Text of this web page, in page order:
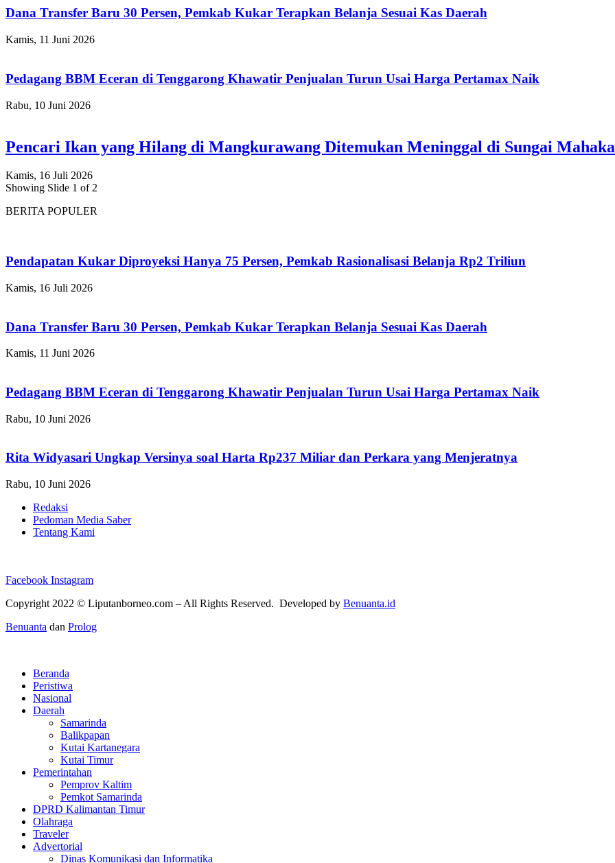
Dana Transfer Baru 30 Persen, Pemkab Kukar Terapkan Belanja Sesuai Kas Daerah
Kamis, 11 Juni 2026
Pedagang BBM Eceran di Tenggarong Khawatir Penjualan Turun Usai Harga Pertamax Naik
Rabu, 10 Juni 2026
Pencari Ikan yang Hilang di Mangkurawang Ditemukan Meninggal di Sungai
Kamis, 16 Juli 2026
Showing Slide 1 of 2
BERITA POPULER
Pendapatan Kukar Diproyeksi Hanya 75 Persen, Pemkab Rasionalisasi Belanja Rp2 Triliun
Kamis, 16 Juli 2026
Dana Transfer Baru 30 Persen, Pemkab Kukar Terapkan Belanja Sesuai Kas Daerah
Kamis, 11 Juni 2026
Pedagang BBM Eceran di Tenggarong Khawatir Penjualan Turun Usai Harga Pertamax Naik
Rabu, 10 Juni 2026
Rita Widyasari Ungkap Versinya soal Harta Rp237 Miliar dan Perkara yang Menjeratnya
Rabu, 10 Juni 2026
Redaksi
Pedoman Media Saber
Tentang Kami
Facebook Instagram
Copyright 2022 © Liputanborneo.com – All Rights Reserved. Developed by Benuanta.id
Benuanta dan Prolog
Beranda
Peristiwa
Nasional
Daerah
Samarinda
Balikpapan
Kutai Kartanegara
Kutai Timur
Pemerintahan
Pemprov Kaltim
Pemkot Samarinda
DPRD Kalimantan Timur
Olahraga
Traveler
Advertorial
Dinas Komunikasi dan Informatika